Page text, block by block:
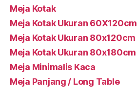
Meja Kotak
Meja Kotak Ukuran 60X120cm
Meja Kotak Ukuran 80x120cm
Meja Kotak Ukuran 80x180cm
Meja Minimalis Kaca
Meja Panjang / Long Table